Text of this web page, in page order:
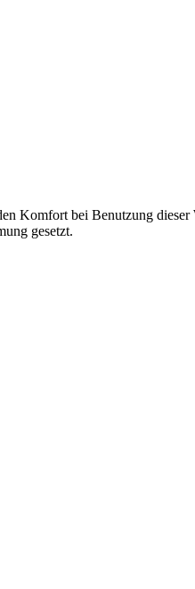
Komfort bei Benutzung dieser
gesetzt.